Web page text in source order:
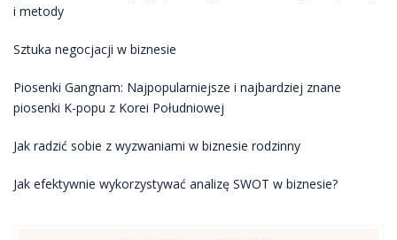
i metody
Sztuka negocjacji w biznesie
Piosenki Gangnam: Najpopularniejsze i najbardziej znane
piosenki K-popu z Korei Południowej
Jak radzić sobie z wyzwaniami w biznesie rodzinny
Jak efektywnie wykorzystywać analizę SWOT w biznesie?